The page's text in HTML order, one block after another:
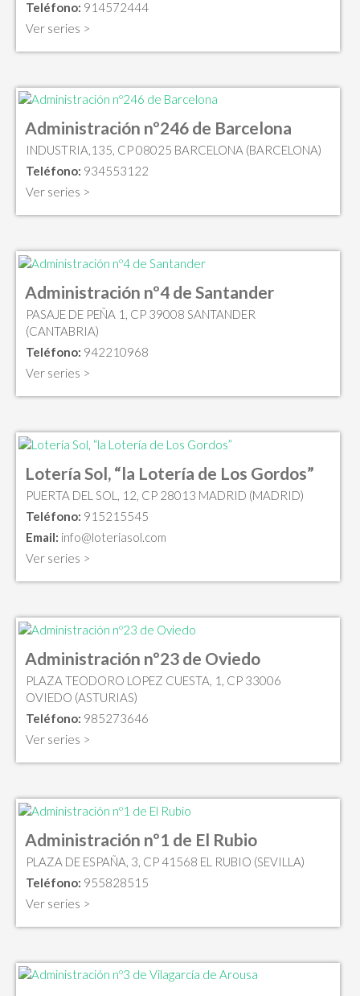
Teléfono: 914572444
Ver series >
Administración nº246 de Barcelona
INDUSTRIA,135, CP 08025 BARCELONA (BARCELONA)
Teléfono: 934553122
Ver series >
Administración nº4 de Santander
PASAJE DE PEÑA 1, CP 39008 SANTANDER
(CANTABRIA)
Teléfono: 942210968
Ver series >
Lotería Sol, “la Lotería de Los Gordos”
PUERTA DEL SOL, 12, CP 28013 MADRID (MADRID)
Teléfono: 915215545
Email: info@loteriasol.com
Ver series >
Administración nº23 de Oviedo
PLAZA TEODORO LOPEZ CUESTA, 1, CP 33006
OVIEDO (ASTURIAS)
Teléfono: 985273646
Ver series >
Administración nº1 de El Rubio
PLAZA DE ESPAÑA, 3, CP 41568 EL RUBIO (SEVILLA)
Teléfono: 955828515
Ver series >